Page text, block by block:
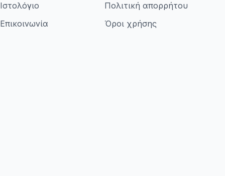
Ιστολόγιο
Επικοινωνία
Πολιτική απορρήτου
Όροι χρήσης